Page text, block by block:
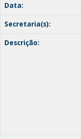
Data:
Secretaria(s):
Descrição: